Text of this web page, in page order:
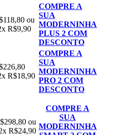
ou
R$9,90
COMPRE A
SUA
MODERNINHA
PLUS 2 COM
DESCONTO
R$18,90
COMPRE A
SUA
MODERNINHA
PRO 2 COM
DESCONTO
ou
R$24,90
COMPRE A
SUA
MODERNINHA